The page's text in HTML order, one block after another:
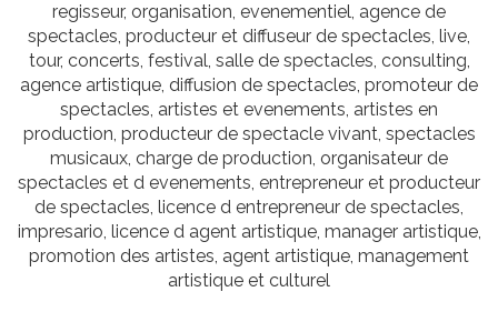
regisseur, organisation, evenementiel, agence de
spectacles, producteur et diffuseur de spectacles, live,
tour, concerts, festival, salle de spectacles, consulting,
agence artistique, diffusion de spectacles, promoteur de
spectacles, artistes et evenements, artistes en
production, producteur de spectacle vivant, spectacles
musicaux, charge de production, organisateur de
spectacles et d evenements, entrepreneur et producteur
de spectacles, licence d entrepreneur de spectacles,
impresario, licence d agent artistique, manager artistique,
promotion des artistes, agent artistique, management
artistique et culturel